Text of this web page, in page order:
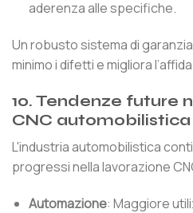
aderenza alle specifiche.
Un robusto sistema di
minimo i difetti e migliora
10. Tendenze future
CNC automobilistica
L'industria automobilistica
progressi nella lavorazione
Automazione: Maggiore